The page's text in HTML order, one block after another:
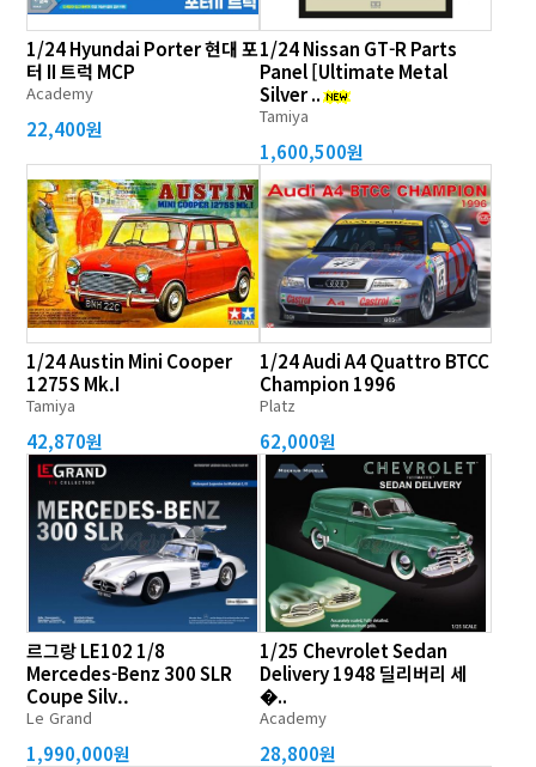
1/24 Hyundai Porter 현대 포
터 II 트럭 MCP
Academy
22,400원
1/24 Nissan GT-R Parts
Panel [Ultimate Metal
Silver ..
Tamiya
1,600,500원
1/24 Austin Mini Cooper
1275S Mk.I
Tamiya
42,870원
1/24 Audi A4 Quattro BTCC
Champion 1996
Platz
62,000원
르그랑 LE102 1/8
Mercedes-Benz 300 SLR
Coupe Silv..
Le Grand
1,990,000원
1/25 Chevrolet Sedan
Delivery 1948 딜리버리 세
�..
Academy
28,800원